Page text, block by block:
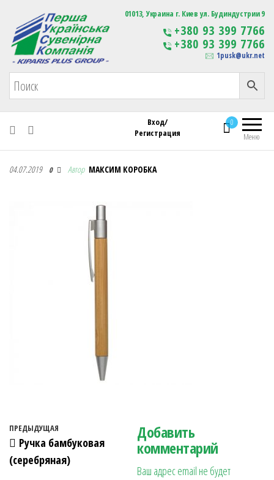
Первая Украинская Сувенирная Компания Изготовление
сувенирной продукции
с логотипом
01013, Украина г. Киев ул. Будиндустрии 9
+380 93 399 7766
+380 93 399 7766
1pusk@ukr.net
Меню
0
Вход/
Регистрация
Первая Украинская Сувенирная Компания
04.07.2019 0 Автор МАКСИМ КОРОБКА
Навигация по записям
Предыдущая запись
ПРЕДЫДУЩАЯ
Ручка бамбуковая
(серебряная)
Добавить
комментарий
Ваш адрес email не будет